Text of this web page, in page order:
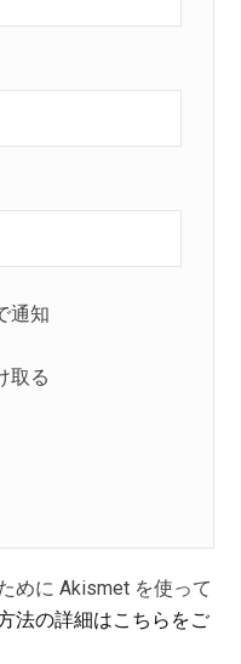
通知
取る
めに Akismet を使って
法の詳細はこちらをご